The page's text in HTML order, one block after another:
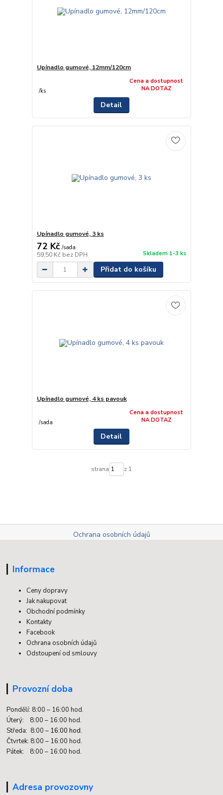
Upínadlo gumové, 12mm/120cm
/ks
Cena a dostupnost
NA DOTAZ
Detail
Upínadlo gumové, 3 ks
72 Kč /sada
59,50 Kč bez DPH Skladem 1-3 ks
Přidat do košíku
Upínadlo gumové, 4 ks pavouk
/sada
Cena a dostupnost
NA DOTAZ
Detail
strana z 1
Ochrana osobních údajů
Informace
Ceny dopravy
Jak nakupovat
Obchodní podmínky
Kontakty
Facebook
Ochrana osobních údajů
Odstoupení od smlouvy
Provozní doba
Pondělí: 8:00 – 16:00 hod.
Úterý: 8:00 – 16:00 hod.
Středa: 8:00 – 16:00 hod.
Čtvrtek: 8:00 – 16:00 hod.
Pátek: 8:00 – 16:00 hod.
Adresa provozovny